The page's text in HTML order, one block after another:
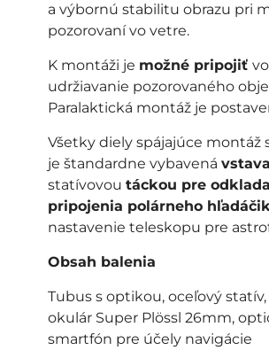
a výbornú stabilitu obrazu pri
pozorovaní vo vetre.
K montáži je možné pripojiť
udržiavanie pozorovaného
Paralaktická montáž je
Všetky diely spájajúce montáž
je štandardne vybavená
statívovou táckou pre
pripojenia polárneho
nastavenie teleskopu pre
Obsah balenia
Tubus s optikou, oceľový
okulár Super Plössl 26mm,
smartfón pre účely navigácie